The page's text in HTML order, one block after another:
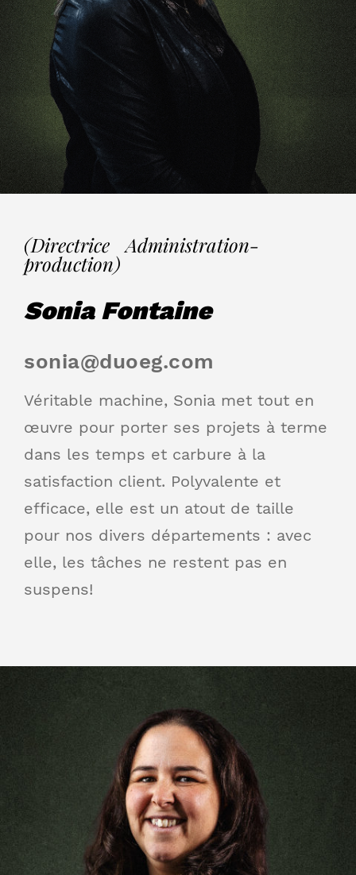
(Directrice Administration-
production)
Sonia Fontaine
sonia@duoeg.com
Véritable machine, Sonia met tout en
œuvre pour porter ses projets à terme
dans les temps et carbure à la
satisfaction client. Polyvalente et
efficace, elle est un atout de taille
pour nos divers départements : avec
elle, les tâches ne restent pas en
suspens!